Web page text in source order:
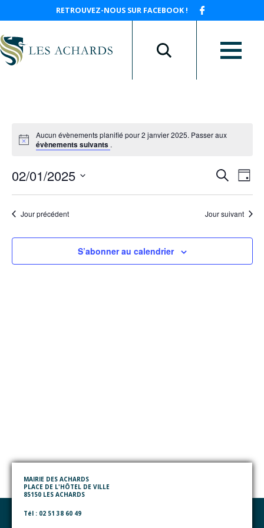
RETROUVEZ-NOUS SUR FACEBOOK !
Aucun évènements planifié pour 2 janvier 2025. Passer aux
évènements suivants .
Recherche
et
navigation
de
Évènements
Recherche
de
vues
Jour
02/01/2025
une
Jour précédent Jour suivant
S’abonner au calendrier
MAIRIE DES ACHARDS
PLACE DE L'HÔTEL DE VILLE
85150 LES ACHARDS
Tél : 02 51 38 60 49